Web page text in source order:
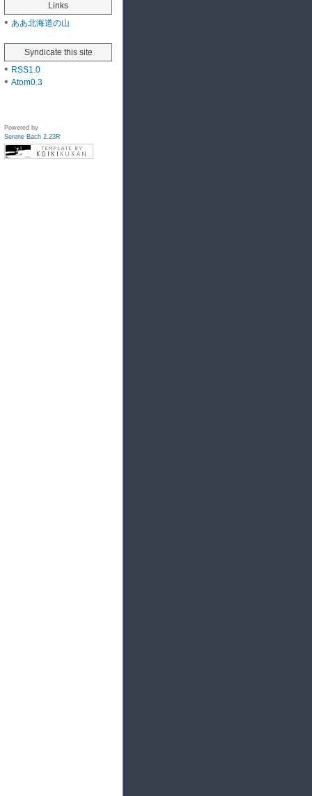
Links
ああ北海道の山
Syndicate this site
RSS1.0
Atom0.3
Powered by
Serene Bach 2.23R